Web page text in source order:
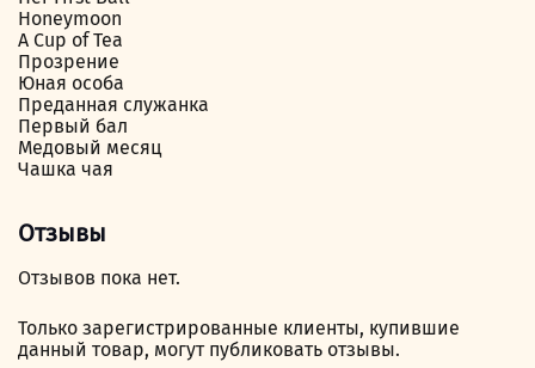
Honeymoon
A Cup of Tea
Прозрение
Юная особа
Преданная служанка
Первый бал
Медовый месяц
Чашка чая
Отзывы
Отзывов пока нет.
Только зарегистрированные клиенты, купившие
данный товар, могут публиковать отзывы.